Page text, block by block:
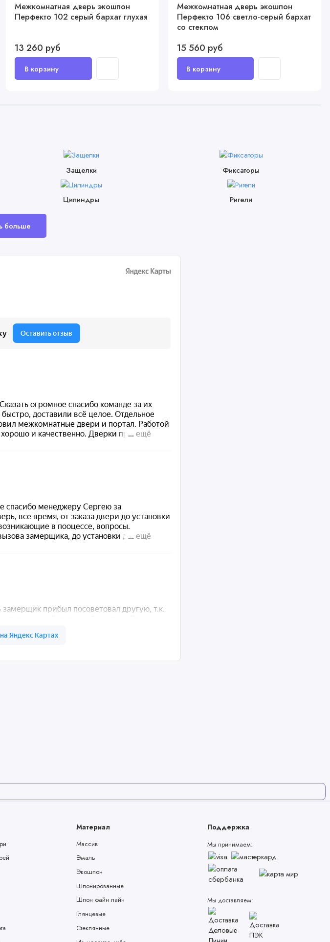
Межкомнатная дверь экошпон
Перфекто 102 серый бархат глухая
13 260 руб
Межкомнатная дверь экошпон
Перфекто 106 светло-серый бархат
со стеклом
15 560 руб
Защелки Фиксаторы
Цилиндры Ригели
больше
Материал
Массив
Эмаль
Экошпон
Шпонированные
Шпон файн лайн
Глянцевые
Стеклянные
Поддержка
Мы принимаем:
Мы доставляем: